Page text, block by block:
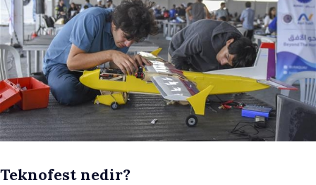
Teknofest nedir?